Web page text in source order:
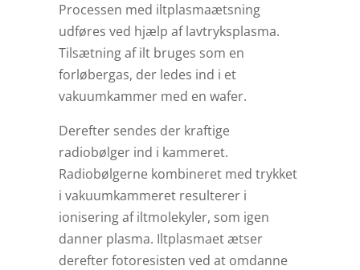
Processen med iltplasmaætsning
udføres ved hjælp af lavtryksplasma.
Tilsætning af ilt bruges som en
forløbergas, der ledes ind i et
vakuumkammer med en wafer.
Derefter sendes der kraftige
radiobølger ind i kammeret.
Radiobølgerne kombineret med trykket
i vakuumkammeret resulterer i
ionisering af iltmolekyler, som igen
danner plasma. Iltplasmaet ætser
derefter fotoresisten ved at omdanne